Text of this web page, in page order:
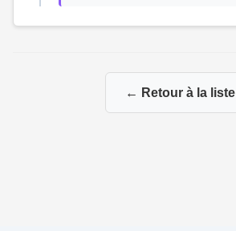
← Retour à la liste